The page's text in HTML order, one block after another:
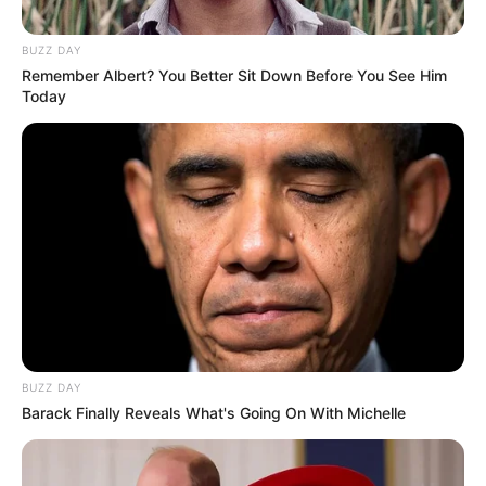
смерті пенсіонера
НАМ ПИШУТЬ
Працівника ТЦК, за інформацію
про якого обіцяли $10 тисяч,
помітили в Ужгороді
СЕР 3, 2026
Діти Ясінянської громади
побували на відпочинку в
Польщі та Італії (фото, відео)
СЕР 2, 2026
BUZZ DAY
Remember Albert? You Better Sit Down Before You See Him
Today
BUZZ DAY
Barack Finally Reveals What's Going On With Michelle